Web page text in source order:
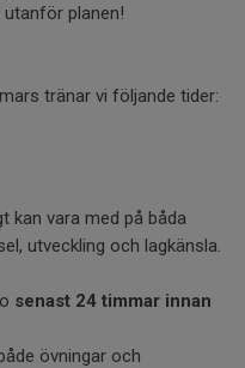
planen!
tränar vi följande tider:
kan vara med på båda
utveckling och lagkänsla.
senast 24 timmar innan
övningar och